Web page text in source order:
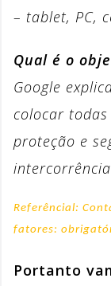
– tablet, PC,
Qual é o
Google
colocar
proteção e
Referêncial:
fatores:
Portanto